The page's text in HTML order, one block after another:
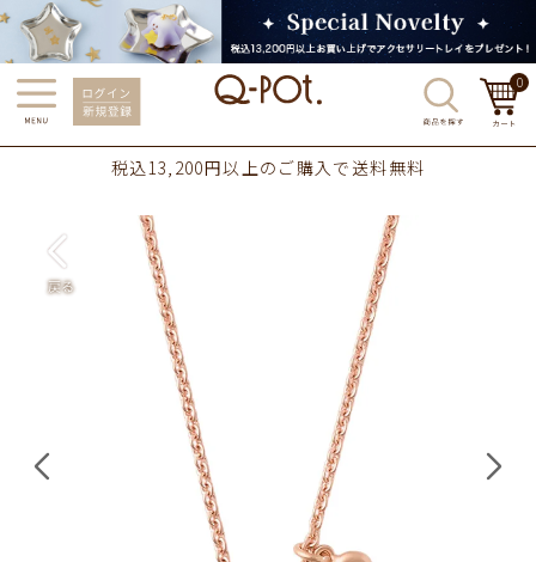
0
税込13,200円以上のご購入で送料無料